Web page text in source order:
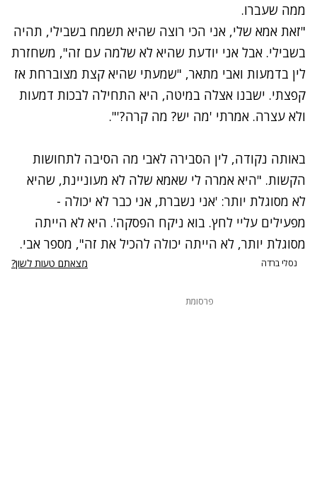
ממה שעברו.
"זאת אמא שלי, אני הכי רוצה שהיא תשמח בשבילי, תהיה
בשבילי. אבל אני יודעת שהיא לא שלמה עם זה", משחזרת
לין בדמעות ואבי מתאר, "שמעתי שהיא קצת מצוברחת אז
קפצתי. ישבנו אצלה במיטה, היא התחילה לבכות דמעות
ולא עצרה. אמרתי 'מה יש? מה קרה?'".
באותה נקודה, לין הסבירה לאבי מה הסיבה לתחושות
הקשות. "היא אמרה לי שאמא שלה לא מעוניינת, שהיא
לא מסוגלת יותר: 'אני נשברת, אני כבר לא יכולה -
מפעילים עליי לחץ. בוא ניקח הפסקה'. היא לא הייתה
מסוגלת יותר, לא הייתה יכולה להכיל את זה", מספר אבי.
נסלי ברדה מצאתם טעות לשון?
פרסומת